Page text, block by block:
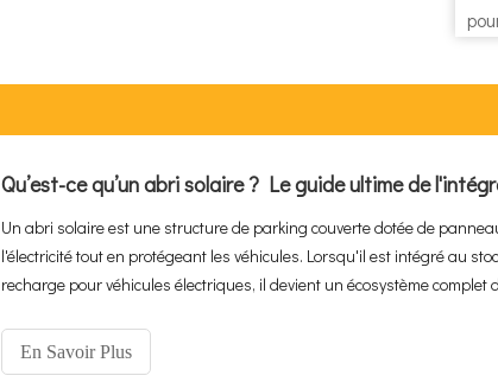
Un abri solaire est une structure de parking couverte dotée de
l'électricité tout en protégeant les véhicules. Lorsqu'il est intégré au
recharge pour véhicules électriques, il devient un écosystème complet
les ventes mondiales de véhicules électriques atteindront 20 millions
des abris de voiture solaires devrait croître de 10,6 % TCAC pour
En Savoir Plus